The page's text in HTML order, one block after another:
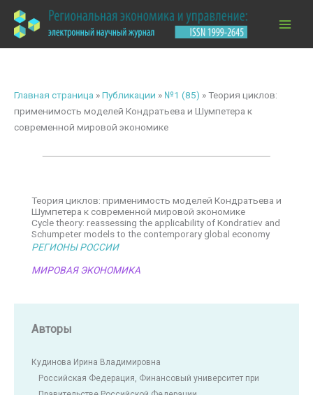
содержимому
Главная страница »Публикации » №1 (85) »Теория циклов:
применимость моделей Кондратьева и Шумпетера к
современной мировой экономике
Теория циклов: применимость моделей Кондратьева и
Шумпетера к современной мировой экономике
Cycle theory: reassessing the applicability of Kondratiev and
Schumpeter models to the contemporary global economy
РЕГИОНЫ РОССИИ
МИРОВАЯ ЭКОНОМИКА
Авторы
Кудинова Ирина Владимировна
Российская Федерация, Финансовый университет при